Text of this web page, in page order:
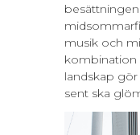
musik och
kombination
landskap
sent ska